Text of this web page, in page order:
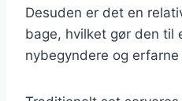
Desuden er det en
bage, hvilket gør den til
nybegyndere og erfarne